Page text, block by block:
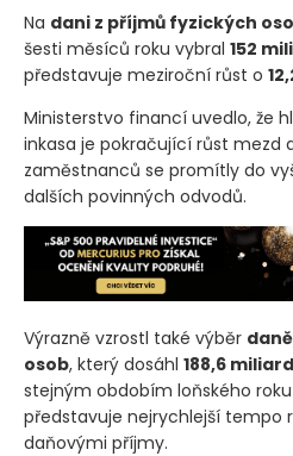
Na dani z příjmů fyzických
šesti měsíců roku vybral 152
představuje meziroční růst o
Ministerstvo financí uvedlo, že
inkasa je pokračující růst mezd
zaměstnanců se promítly do
dalších povinných odvodů.
Výrazně vzrostl také výběr
osob, který dosáhl 188,6
stejným obdobím loňského
představuje nejrychlejší tempo
daňovými příjmy.